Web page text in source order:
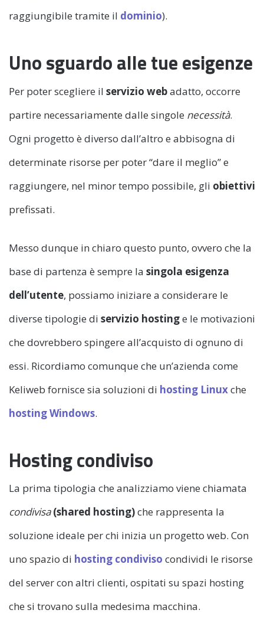
raggiungibile tramite il dominio).
Uno sguardo alle tue esigenze
Per poter scegliere il servizio webadatto, occorre
partire necessariamente dalle singole necessità.
Ogni progetto è diverso dall’altro e abbisogna di
determinate risorse per poter “dare il meglio” e
raggiungere, nel minor tempo possibile, gli obiettivi
prefissati.
Messo dunque in chiaro questo punto, ovvero che la
base di partenza è sempre la singola esigenza
dell’utente, possiamo iniziare a considerare le
diverse tipologie di servizio hostinge le motivazioni
che dovrebbero spingere all’acquisto di ognuno di
essi. Ricordiamo comunque che un’azienda come
Keliweb fornisce sia soluzioni di hosting Linuxche
hosting Windows.
Hosting condiviso
La prima tipologia che analizziamo viene chiamata
condivisa(shared hosting)che rappresenta la
soluzione ideale per chi inizia un progetto web. Con
uno spazio di hosting condiviso condividi le risorse
del server con altri clienti, ospitati su spazi hosting
che si trovano sulla medesima macchina.